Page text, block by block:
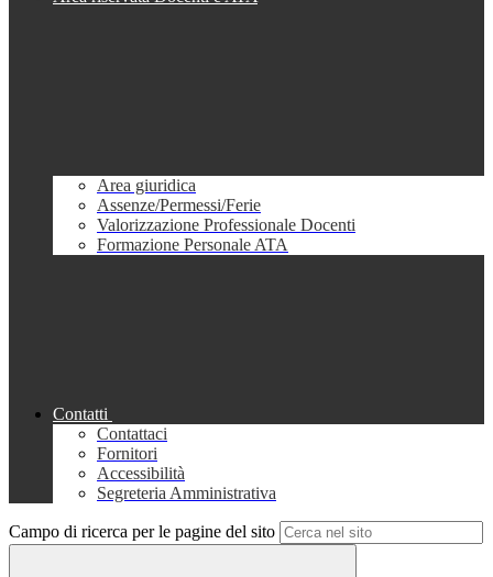
Area giuridica
Assenze/Permessi/Ferie
Valorizzazione Professionale Docenti
Formazione Personale ATA
Contatti
Contattaci
Fornitori
Accessibilità
Segreteria Amministrativa
Campo di ricerca per le pagine del sito